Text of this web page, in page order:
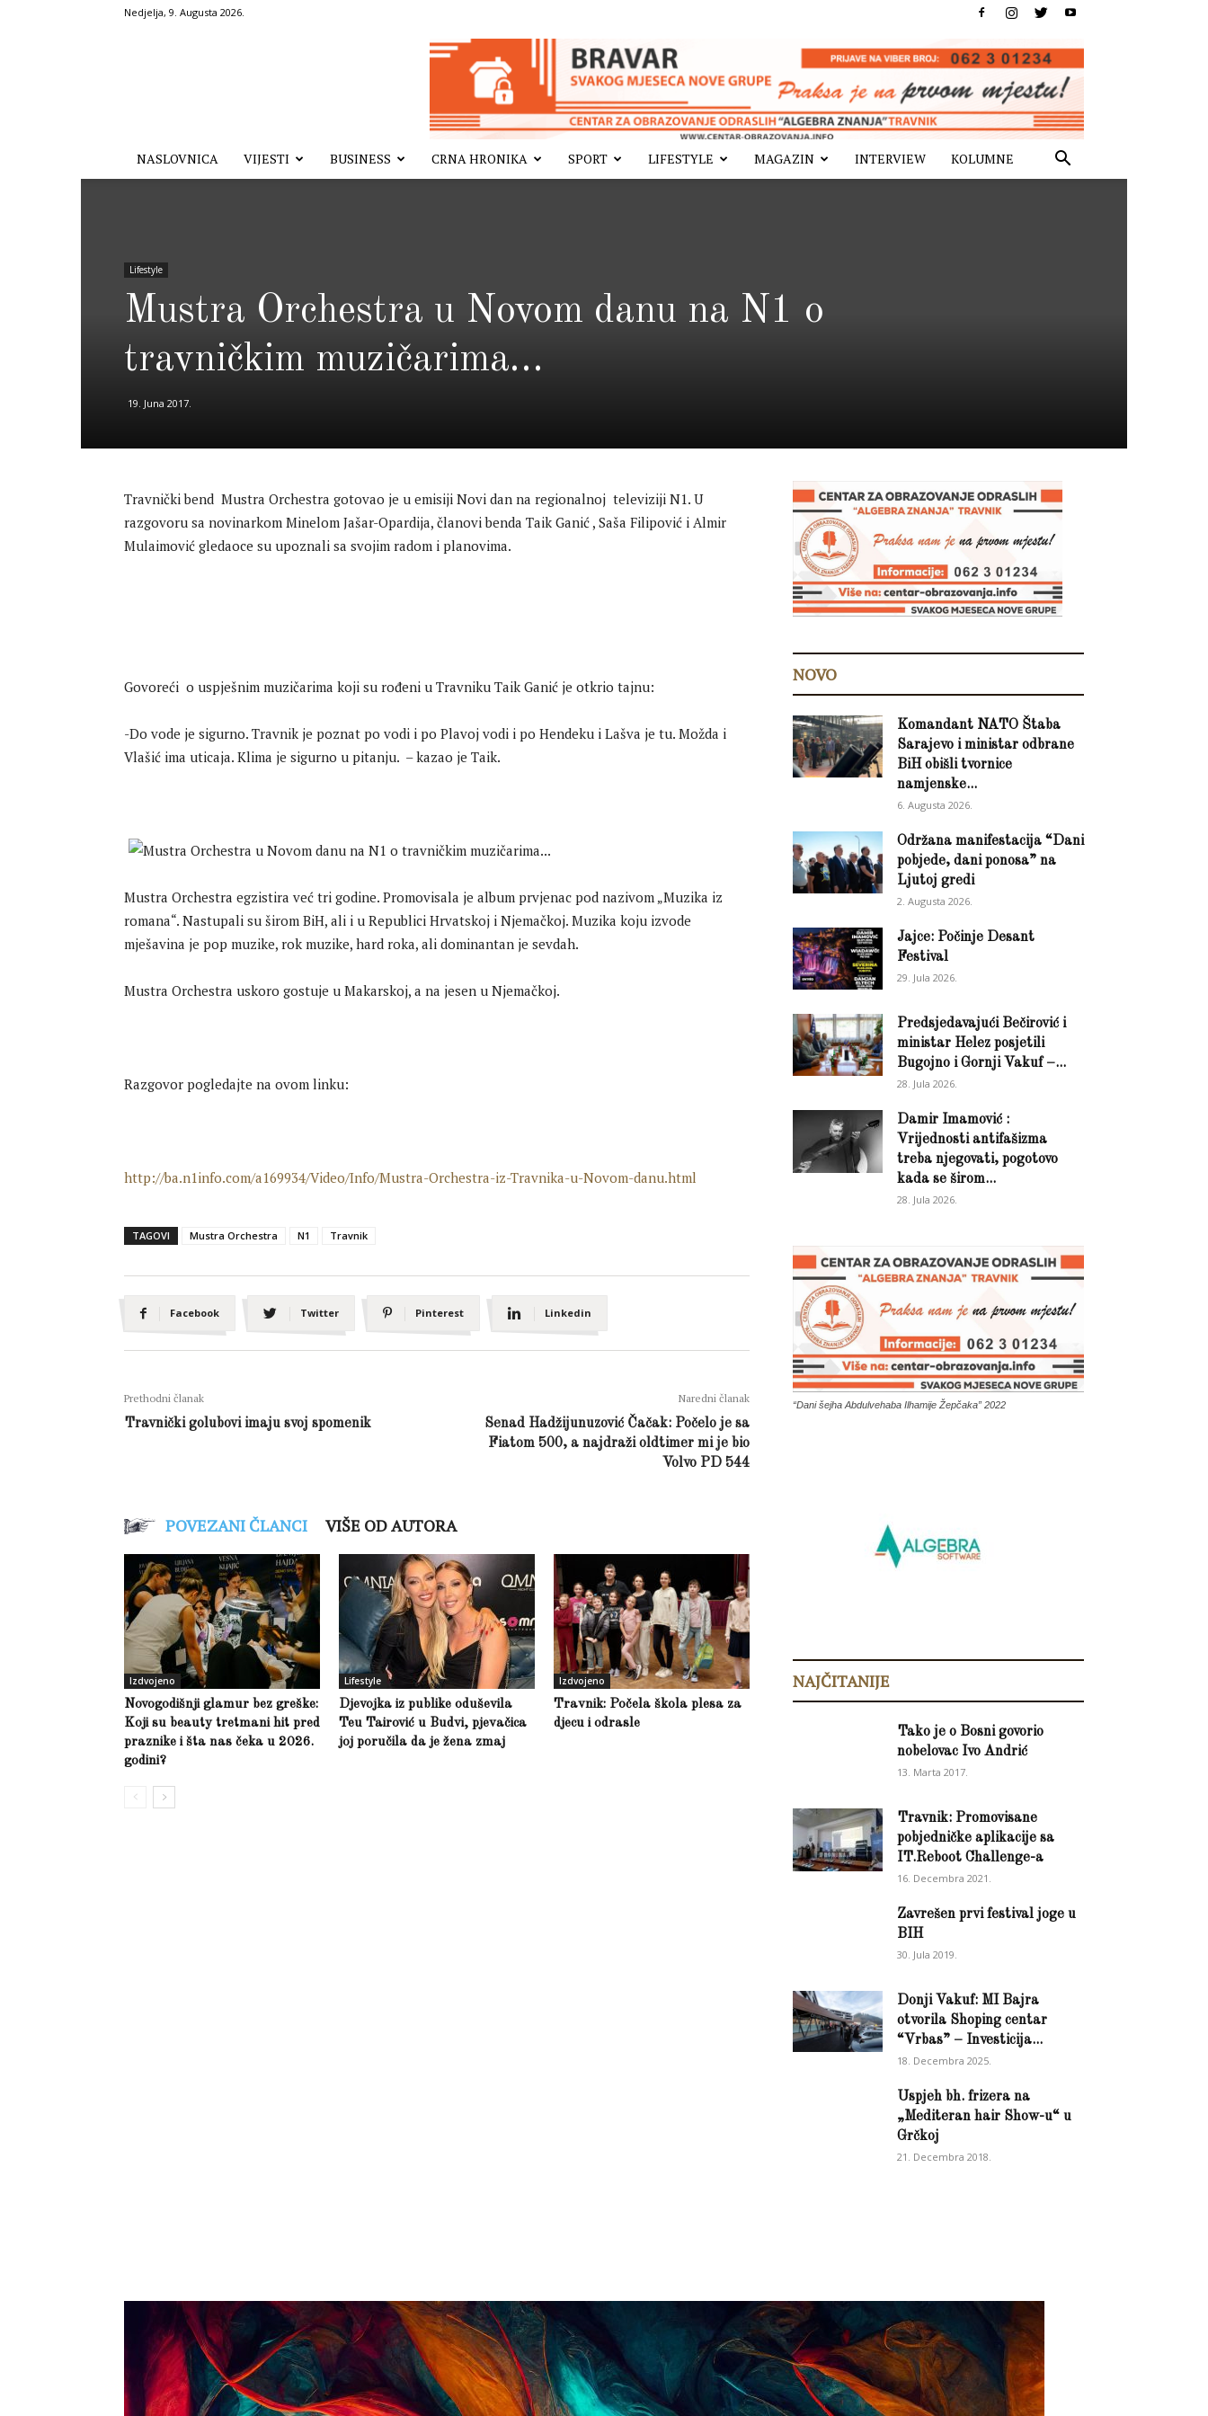
Nedjelja, 9. Augusta 2026.
NASLOVNICA VIJESTI BUSINESS CRNA HRONIKA SPORT LIFESTYLE MAGAZIN INTERVIEW KOLUMNE
Lifestyle
Mustra Orchestra u Novom danu na N1 o
travničkim muzičarima…
19. Juna 2017.
Travnički bend Mustra Orchestra gotovao je u emisiji Novi dan na regionalnoj televiziji N1. U
razgovoru sa novinarkom Minelom Jašar-Opardija, članovi benda Taik Ganić , Saša Filipović i Almir
Mulaimović gledaoce su upoznali sa svojim radom i planovima.
Govoreći o uspješnim muzičarima koji su rođeni u Travniku Taik Ganić je otkrio tajnu:
-Do vode je sigurno. Travnik je poznat po vodi i po Plavoj vodi i po Hendeku i Lašva je tu. Možda i
Vlašić ima uticaja. Klima je sigurno u pitanju. – kazao je Taik.
Mustra Orchestra egzistira već tri godine. Promovisala je album prvjenac pod nazivom „Muzika iz
romana“. Nastupali su širom BiH, ali i u Republici Hrvatskoj i Njemačkoj. Muzika koju izvode
mješavina je pop muzike, rok muzike, hard roka, ali dominantan je sevdah.
Mustra Orchestra uskoro gostuje u Makarskoj, a na jesen u Njemačkoj.
Razgovor pogledajte na ovom linku:
http://ba.n1info.com/a169934/Video/Info/Mustra-Orchestra-iz-Travnika-u-Novom-danu.html
TAGOVI Mustra Orchestra N1 Travnik
Facebook Twitter Pinterest Linkedin
Prethodni članak
Travnički golubovi imaju svoj spomenik
Naredni članak
Senad Hadžijunuzović Čačak: Počelo je sa
Fiatom 500, a najdraži oldtimer mi je bio
Volvo PD 544
POVEZANI ČLANCI VIŠE OD AUTORA
Izdvojeno
Novogodišnji glamur bez greške:
Koji su beauty tretmani hit pred
praznike i šta nas čeka u 2026.
godini?
Lifestyle
Djevojka iz publike oduševila
Teu Tairović u Budvi, pjevačica
joj poručila da je žena zmaj
Izdvojeno
Travnik: Počela škola plesa za
djecu i odrasle
NOVO
Komandant NATO Štaba
Sarajevo i ministar odbrane
BiH obišli tvornice
namjenske...
6. Augusta 2026.
Održana manifestacija “Dani
pobjede, dani ponosa” na
Ljutoj gredi
2. Augusta 2026.
Jajce: Počinje Desant
Festival
29. Jula 2026.
Predsjedavajući Bečirović i
ministar Helez posjetili
Bugojno i Gornji Vakuf –...
28. Jula 2026.
Damir Imamović :
Vrijednosti antifašizma
treba njegovati, pogotovo
kada se širom...
28. Jula 2026.
“Dani šejha Abdulvehaba Ilhamije Žepčaka” 2022
NAJČITANIJE
Tako je o Bosni govorio
nobelovac Ivo Andrić
13. Marta 2017.
Travnik: Promovisane
pobjedničke aplikacije sa
IT.Reboot Challenge-a
16. Decembra 2021.
Zavrešen prvi festival joge u
BIH
30. Jula 2019.
Donji Vakuf: MI Bajra
otvorila Shoping centar
“Vrbas” – Investicija...
18. Decembra 2025.
Uspjeh bh. frizera na
„Mediteran hair Show-u“ u
Grčkoj
21. Decembra 2018.